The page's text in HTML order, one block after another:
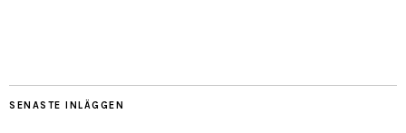
SENASTE INLÄGGEN